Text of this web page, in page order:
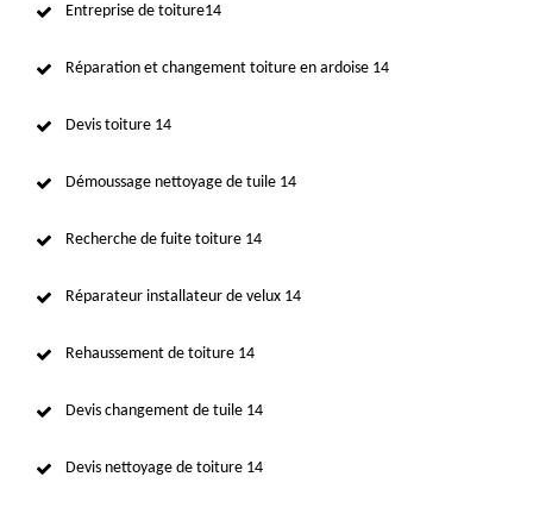
Entreprise de toiture14
Réparation et changement toiture en ardoise 14
Devis toiture 14
Démoussage nettoyage de tuile 14
Recherche de fuite toiture 14
Réparateur installateur de velux 14
Rehaussement de toiture 14
Devis changement de tuile 14
Devis nettoyage de toiture 14